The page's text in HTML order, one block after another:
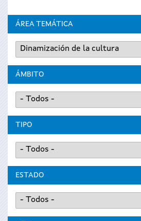
ÁREA TEMÁTICA
ÁMBITO
TIPO
ESTADO